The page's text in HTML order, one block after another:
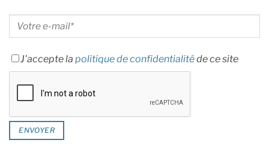
J'accepte la politique de confidentialitéde ce site